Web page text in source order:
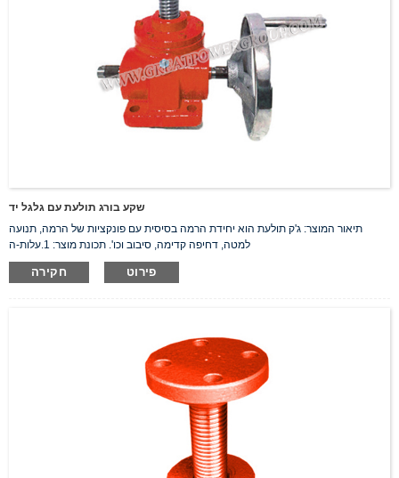
שקע בורג תולעת עם גלגל יד
תיאור המוצר: ג'ק תולעת הוא יחידת הרמה בסיסית עם פונקציות של הרמה, תנועה
למטה, דחיפה קדימה, סיבוב וכו'. תכונת מוצר: 1.עלות-ה
חקירה פירוט